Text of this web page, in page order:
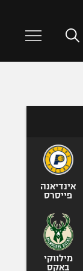
אינדיאנה
פייסרס
מילווקי
באקס